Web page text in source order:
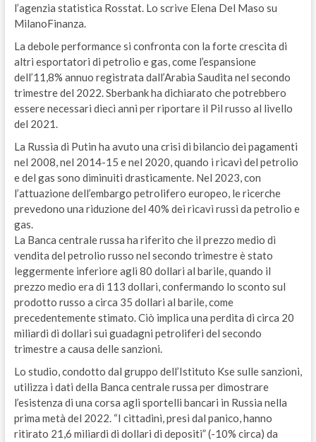
l’agenzia statistica Rosstat. Lo scrive Elena Del Maso su
MilanoFinanza.
La debole performance si confronta con la forte crescita di
altri esportatori di petrolio e gas, come l’espansione
dell’11,8% annuo registrata dall’Arabia Saudita nel secondo
trimestre del 2022. Sberbank ha dichiarato che potrebbero
essere necessari dieci anni per riportare il Pil russo al livello
del 2021.
La Russia di Putin ha avuto una crisi di bilancio dei pagamenti
nel 2008, nel 2014-15 e nel 2020, quando i ricavi del petrolio
e del gas sono diminuiti drasticamente. Nel 2023, con
l’attuazione dell’embargo petrolifero europeo, le ricerche
prevedono una riduzione del 40% dei ricavi russi da petrolio e
gas.
La Banca centrale russa ha riferito che il prezzo medio di
vendita del petrolio russo nel secondo trimestre è stato
leggermente inferiore agli 80 dollari al barile, quando il
prezzo medio era di 113 dollari, confermando lo sconto sul
prodotto russo a circa 35 dollari al barile, come
precedentemente stimato. Ciò implica una perdita di circa 20
miliardi di dollari sui guadagni petroliferi del secondo
trimestre a causa delle sanzioni.
Lo studio, condotto dal gruppo dell’Istituto Kse sulle sanzioni,
utilizza i dati della Banca centrale russa per dimostrare
l’esistenza di una corsa agli sportelli bancari in Russia nella
prima metà del 2022. “I cittadini, presi dal panico, hanno
ritirato 21,6 miliardi di dollari di depositi” (-10% circa) da